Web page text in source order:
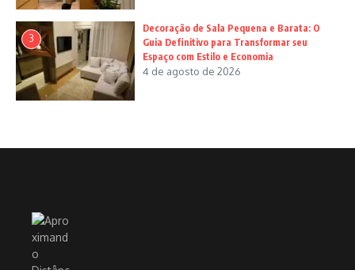
3
Decoração de Sala Pequena e Barata: O
Guia Definitivo para Transformar seu
Espaço com Estilo e Economia
4 de agosto de 2026